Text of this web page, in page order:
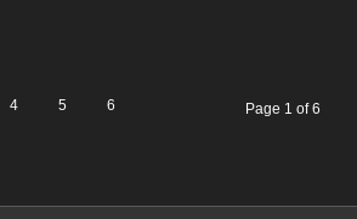
4 5 6 Page 1 of 6